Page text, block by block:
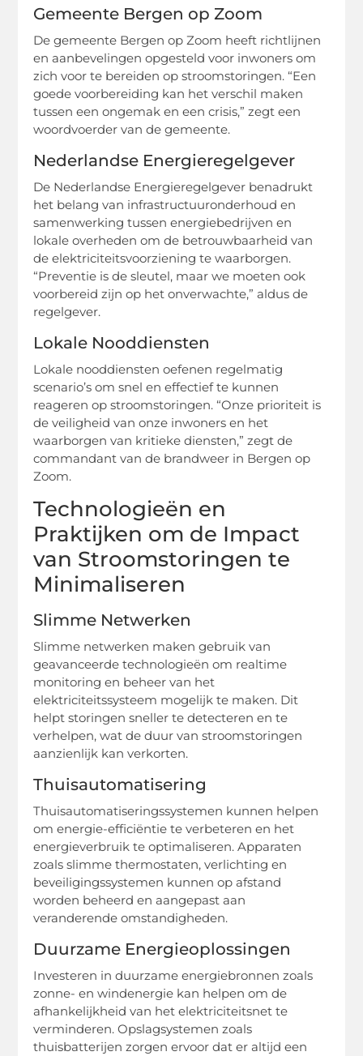
Gemeente Bergen op Zoom
De gemeente Bergen op Zoom heeft richtlijnen
en aanbevelingen opgesteld voor inwoners om
zich voor te bereiden op stroomstoringen. “Een
goede voorbereiding kan het verschil maken
tussen een ongemak en een crisis,” zegt een
woordvoerder van de gemeente.
Nederlandse Energieregelgever
De Nederlandse Energieregelgever benadrukt
het belang van infrastructuuronderhoud en
samenwerking tussen energiebedrijven en
lokale overheden om de betrouwbaarheid van
de elektriciteitsvoorziening te waarborgen.
“Preventie is de sleutel, maar we moeten ook
voorbereid zijn op het onverwachte,” aldus de
regelgever.
Lokale Nooddiensten
Lokale nooddiensten oefenen regelmatig
scenario’s om snel en effectief te kunnen
reageren op stroomstoringen. “Onze prioriteit is
de veiligheid van onze inwoners en het
waarborgen van kritieke diensten,” zegt de
commandant van de brandweer in Bergen op
Zoom.
Technologieën en
Praktijken om de Impact
van Stroomstoringen te
Minimaliseren
Slimme Netwerken
Slimme netwerken maken gebruik van
geavanceerde technologieën om realtime
monitoring en beheer van het
elektriciteitssysteem mogelijk te maken. Dit
helpt storingen sneller te detecteren en te
verhelpen, wat de duur van stroomstoringen
aanzienlijk kan verkorten.
Thuisautomatisering
Thuisautomatiseringssystemen kunnen helpen
om energie-efficiëntie te verbeteren en het
energieverbruik te optimaliseren. Apparaten
zoals slimme thermostaten, verlichting en
beveiligingssystemen kunnen op afstand
worden beheerd en aangepast aan
veranderende omstandigheden.
Duurzame Energieoplossingen
Investeren in duurzame energiebronnen zoals
zonne- en windenergie kan helpen om de
afhankelijkheid van het elektriciteitsnet te
verminderen. Opslagsystemen zoals
thuisbatterijen zorgen ervoor dat er altijd een